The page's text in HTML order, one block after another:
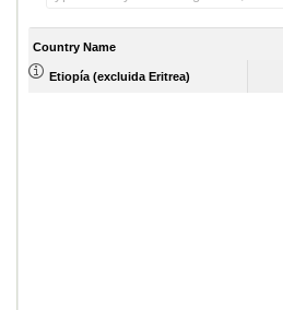
Country Name
Etiopía (excluida Eritrea)